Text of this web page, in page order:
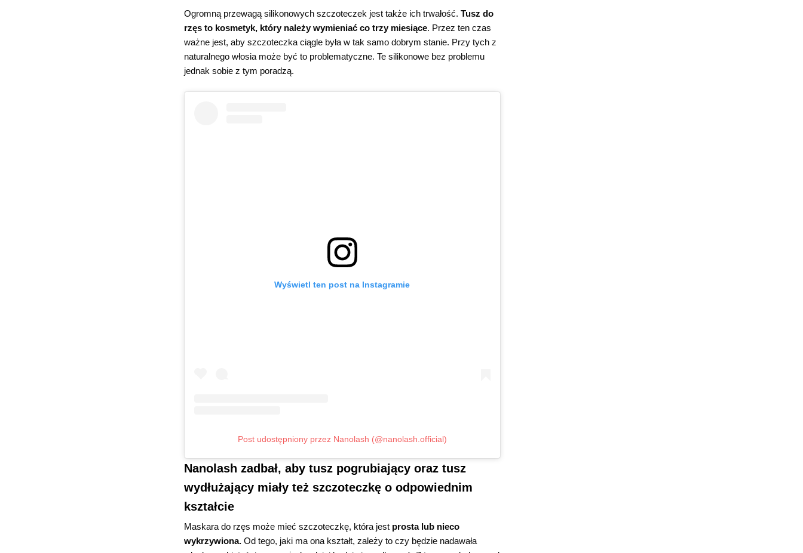
Ogromną przewagą silikonowych szczoteczek jest także ich trwałość. Tusz do
rzęs to kosmetyk, który należy wymieniać co trzy miesiące. Przez ten czas
ważne jest, aby szczoteczka ciągle była w tak samo dobrym stanie. Przy tych z
naturalnego włosia może być to problematyczne. Te silikonowe bez problemu
jednak sobie z tym poradzą.
Wyświetl ten post na Instagramie
Post udostępniony przez Nanolash (@nanolash.official)
Nanolash zadbał, aby tusz pogrubiający oraz tusz
wydłużający miały też szczoteczkę o odpowiednim
kształcie
Maskara do rzęs może mieć szczoteczkę, która jestprosta lub nieco
wykrzywiona.Od tego, jaki ma ona kształt, zależy to czy będzie nadawała